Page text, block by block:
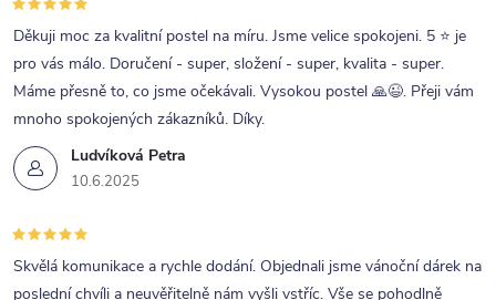
Ludvíková Petra
10.6.2025
Děkuji moc za kvalitní postel na míru. Jsme velice spokojeni. 5 ⭐ je
pro vás málo. Doručení - super, složení - super, kvalita - super.
Máme přesně to, co jsme očekávali. Vysokou postel 🙏😉. Přeji vám
mnoho spokojených zákazníků. Díky.
Skvělá komunikace a rychle dodání. Objednali jsme vánoční dárek na
poslední chvíli a neuvěřitelně nám vyšli vstříc. Vše se pohodlně